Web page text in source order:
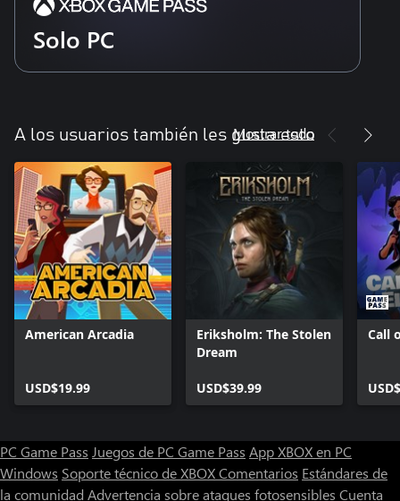
Solo PC
A los usuarios también les gusta esto
Mostrar todo
American Arcadia
USD$19.99
Eriksholm: The Stolen
Dream
USD$39.99
Call
PC Game Pass Juegos de PC Game Pass App XBOX en PC
Windows Soporte técnico de XBOXComentarios Estándares de
la comunidad Advertencia sobre ataques fotosensibles Cuenta